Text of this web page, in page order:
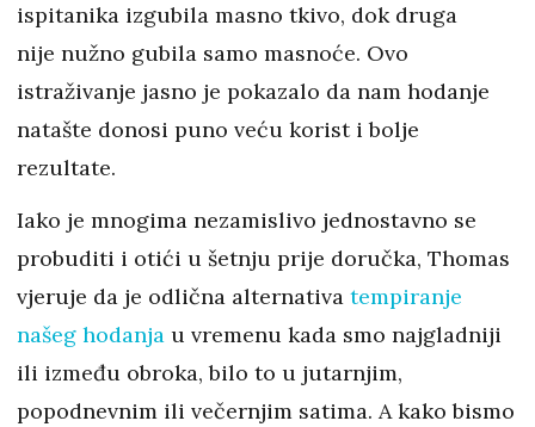
ispitanika izgubila masno tkivo, dok druga
nije nužno gubila samo masnoće. Ovo
istraživanje jasno je pokazalo da nam hodanje
natašte donosi puno veću korist i bolje
rezultate.
Iako je mnogima nezamislivo jednostavno se
probuditi i otići u šetnju prije doručka, Thomas
vjeruje da je odlična alternativa tempiranje
našeg hodanja u vremenu kada smo najgladniji
ili između obroka, bilo to u jutarnjim,
popodnevnim ili večernjim satima. A kako bismo